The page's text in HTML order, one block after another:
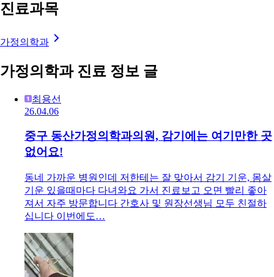
진료과목
가정의학과
가정의학과 진료 정보 글
최용선
26.04.06
중구 동산가정의학과의원, 감기에는 여기만한 곳
없어요!
동네 가까운 병원인데 저한테는 잘 맞아서 감기 기운, 몸살
기운 있을때마다 다녀와요 가서 진료보고 오면 빨리 좋아
져서 자주 방문합니다 간호사 및 원장선생님 모두 친절하
십니다 이번에도…